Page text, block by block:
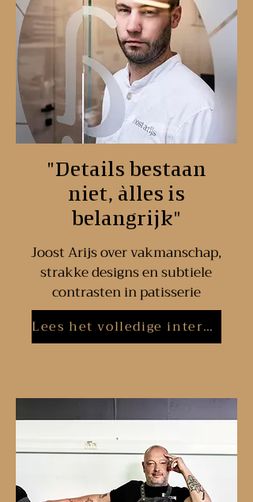
"Details bestaan
niet, àlles is
belangrijk"
Joost Arijs over vakmanschap,
strakke designs en subtiele
contrasten in patisserie
Lees het volledige interview